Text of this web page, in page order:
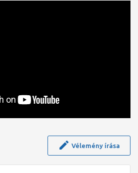
Vélemény írása